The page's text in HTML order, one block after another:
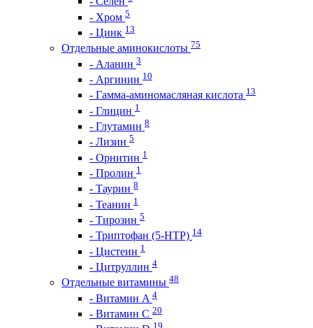
- Хром 5
- Цинк 13
Отдельные аминокислоты 75
- Аланин 3
- Аргинин 10
- Гамма-аминомасляная кислота 13
- Глицин 1
- Глутамин 8
- Лизин 5
- Орнитин 1
- Пролин 1
- Таурин 8
- Теанин 1
- Тирозин 5
- Триптофан (5-HTP) 14
- Цистеин 1
- Цитруллин 4
Отдельные витамины 48
- Витамин A 4
- Витамин C 20
19